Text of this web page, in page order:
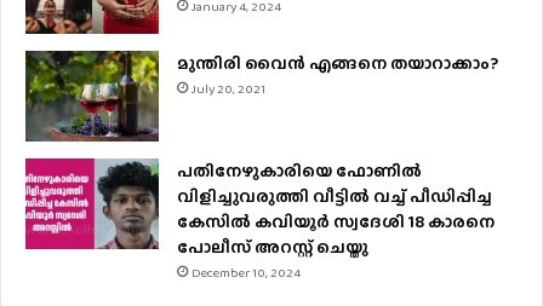
January 4, 2024
മുന്തിരി വൈന്‍ എങ്ങനെ തയാറാക്കാം?
July 20, 2021
പതിനേഴുകാരിയെ ഫോണിൽ
വിളിച്ചുവരുത്തി വീട്ടിൽ വച്ച് പീഡിപ്പിച്ച
കേസിൽ കവിയൂർ സ്വദേശി 18 കാരനെ
പോലീസ് അറസ്റ്റ് ചെയ്തു
December 10, 2024